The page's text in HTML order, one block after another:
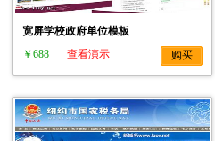
宽屏学校政府单位模板
￥688
查看演示 购买